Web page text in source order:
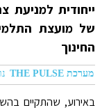
ייחודית למניעת
של מועצת
החינוך
מערכת THE PULSE
באירוע, שהתקיים